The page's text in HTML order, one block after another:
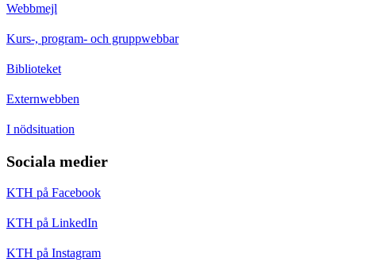
Webbmejl
Kurs-, program- och gruppwebbar
Biblioteket
Externwebben
I nödsituation
Sociala medier
KTH på Facebook
KTH på LinkedIn
KTH på Instagram